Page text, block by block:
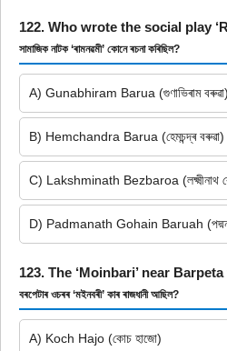
122. Who wrote the social play
সামাজিক নাটক ‘ৰামনৱমী’ কোনে ৰচনা কৰিছিল?
A) Gunabhiram Barua (গুণাভিৰাম বৰুৱা)
B) Hemchandra Barua (হেমচন্দ্ৰ বৰুৱা)
C) Lakshminath Bezbaroa (লক্ষ্মীনাথ
D) Padmanath Gohain Baruah
123. The ‘Moinbari’ near
বৰপেটাৰ ওচৰৰ ‘মইনবৰী’ কাৰ ৰাজধানী আছিল?
A) Koch Hajo (কোচ হাজো)